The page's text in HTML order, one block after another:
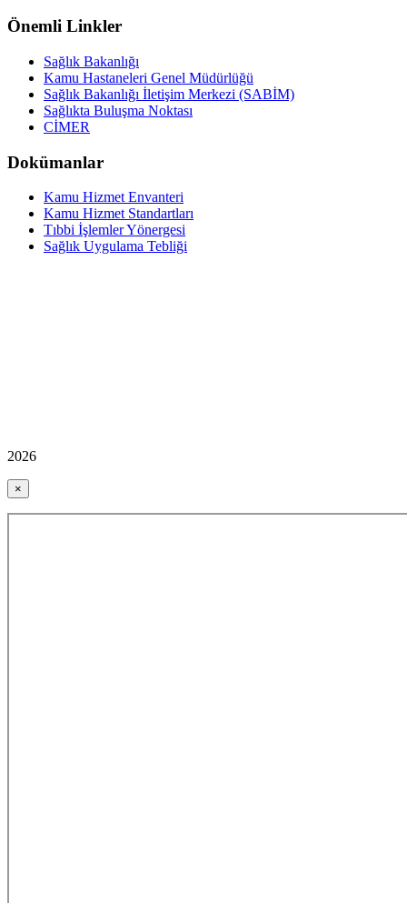
Önemli Linkler
Sağlık Bakanlığı
Kamu Hastaneleri Genel Müdürlüğü
Sağlık Bakanlığı İletişim Merkezi (SABİM)
Sağlıkta Buluşma Noktası
CİMER
Dokümanlar
Kamu Hizmet Envanteri
Kamu Hizmet Standartları
Tıbbi İşlemler Yönergesi
Sağlık Uygulama Tebliği
2026
×